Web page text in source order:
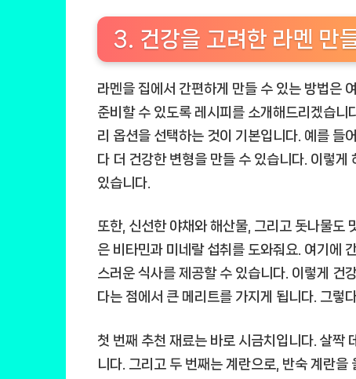
3. 건강을 고려한 라멘 만
라멘을 집에서 간편하게 만들 수 있는 방법은
준비할 수 있도록 레시피를 소개해드리겠습니
리 옵션을 선택하는 것이 기본입니다. 예를 들
다 더 건강한 변형을 만들 수 있습니다. 이렇게
있습니다.
또한, 신선한 야채와 해산물, 그리고 돗나물도
은 비타민과 미네랄 섭취를 도와줘요. 여기에
스러운 식사를 제공할 수 있습니다. 이렇게 건
다는 점에서 큰 메리트를 가지게 됩니다. 그렇
첫 번째 추천 재료는 바로 시금치입니다. 살짝
니다. 그리고 두 번째는 계란으로, 반숙 계란을